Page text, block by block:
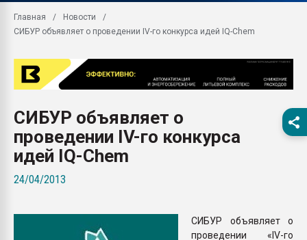
28.07.2026
28.07.2026
ситуацией на
ПЕРЕЙТИ НА
Главная
Новости
СИБУР объявляет о проведении IV-го конкурса идей IQ-Chem
СИБУР объявляет о
проведении IV-го конкурса
идей IQ-Chem
24/04/2013
СИБУР объявляет о
проведении «IV-го